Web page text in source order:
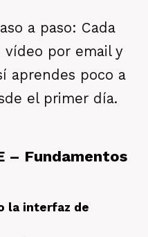
a paso: Cada
vídeo por email y
aprendes poco a
el primer día.
– Fundamentos
la interfaz de